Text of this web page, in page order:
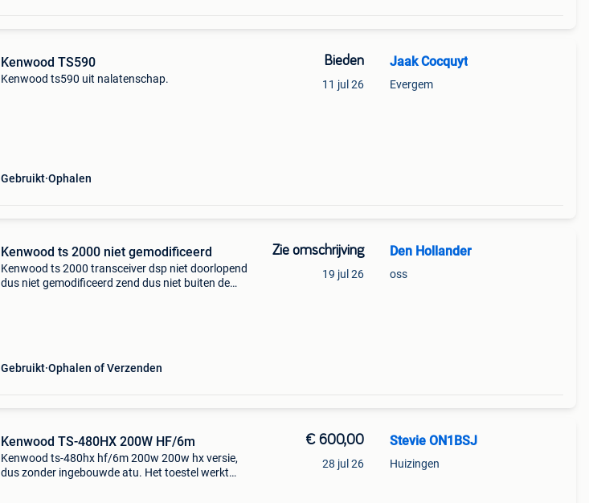
Kenwood TS590
Kenwood ts590 uit nalatenschap.
Gebruikt Ophalen
Bieden
11 jul 26
Jaak Cocquyt
Evergem
Kenwood ts 2000 niet gemodificeerd
Kenwood ts 2000 transceiver dsp niet doorlopend
dus niet gemodificeerd zend dus niet buiten de
Gebruikt Ophalen of Verzenden
Zie omschrijving
19 jul 26
Den Hollander
oss
Kenwood TS-480HX 200W HF/6m
Kenwood ts-480hx hf/6m 200w 200w hx versie,
dus zonder ingebouwde atu. Het toestel werkt
€ 600,00
28 jul 26
Stevie ON1BSJ
Huizingen